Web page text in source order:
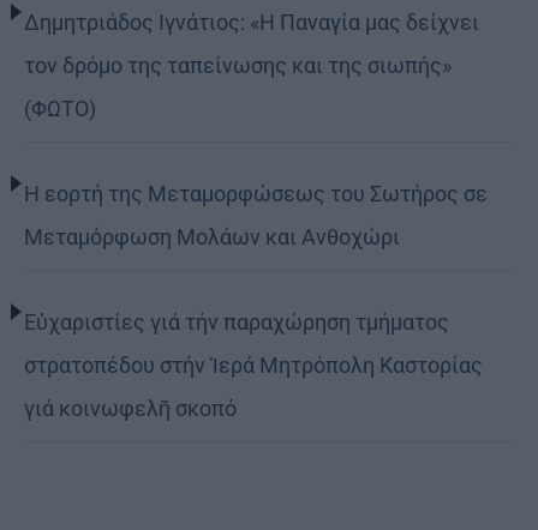
Δημητριάδος Ιγνάτιος: «Η Παναγία μας δείχνει
τον δρόμο της ταπείνωσης και της σιωπής»
(ΦΩΤΟ)
Η εορτή της Μεταμορφώσεως του Σωτήρος σε
Μεταμόρφωση Μολάων και Ανθοχώρι
Εὐχαριστίες γιά τήν παραχώρηση τμήματος
στρατοπέδου στήν Ἱερά Μητρόπολη Καστορίας
γιά κοινωφελῆ σκοπό